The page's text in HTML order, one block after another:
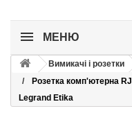
МЕНЮ
Вимикачі і розетки
Розетка комп'ютерна
Legrand Etika